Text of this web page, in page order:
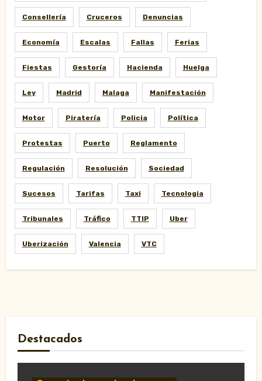
Consellería Cruceros Denuncias
Economía Escalas Fallas Ferias
Fiestas Gestoría Hacienda Huelga
Ley Madrid Malaga Manifestación
Motor Piratería Policia Política
Protestas Puerto Reglamento
Regulación Resolución Sociedad
Sucesos Tarifas Taxi Tecnologia
Tribunales Tráfico TTIP Uber
Uberización Valencia VTC
Destacados